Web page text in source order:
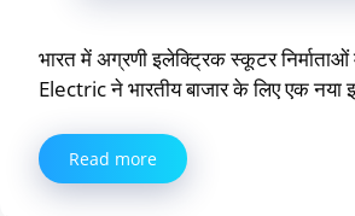
भारत में अग्रणी इलेक्ट्रिक स्कूटर
Electric ने भारतीय बाजार के लिए एक
Read more